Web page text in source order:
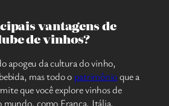
vantagens de
de vinhos?
apogeu da cultura do vinho,
mas todo o patrimônioque a
que você explore vinhos de
mundo, como França, Itália,